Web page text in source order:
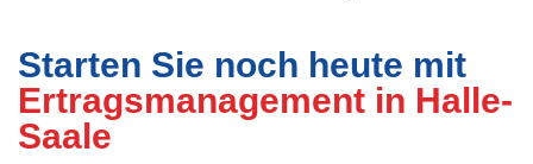
Starten Sie noch heute mit
Ertragsmanagement in Halle-
Saale